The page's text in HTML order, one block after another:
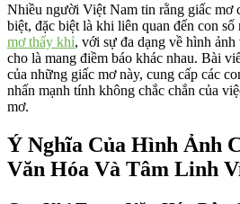
Nhiều người Việt Nam tin rằng giấc mơ
biệt, đặc biệt là khi liên quan đến con
mơ thấy khỉ, với sự đa dạng về hình
cho là mang điềm báo khác nhau. Bài
của những giấc mơ này, cung cấp các
nhấn mạnh tính không chắc chắn của
mơ.
Ý Nghĩa Của Hình Ảnh
Văn Hóa Và Tâm Linh